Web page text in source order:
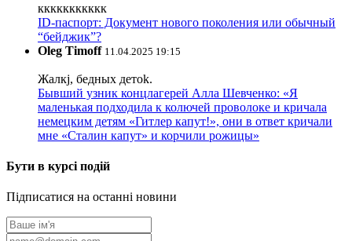
ккккккккккк
ID-паспорт: Документ нового поколения или обычный
“бейджик”?
Oleg Timoff 11.04.2025 19:15
Жалкj, бедных детok.
Бывший узник концлагерей Алла Шевченко: «Я
маленькая подходила к колючей проволоке и кричала
немецким детям «Гитлер капут!», они в ответ кричали
мне «Сталин капут» и корчили рожицы»
Бути в курсі подій
Підписатися на останні новини